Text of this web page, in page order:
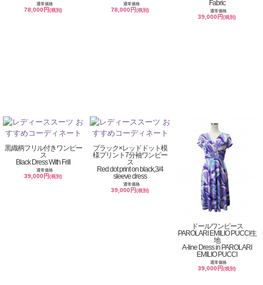
通常価格
78,000円(税別)
通常価格
78,000円(税別)
Fabric
通常価格
39,000円(税別)
黒織柄フリル付きワンピー
ス
Black Dress With Frill
通常価格
39,000円(税別)
ブラック×レッドドット模
様プリント7分袖ワンピー
ス
Red dot print on black,3/4
sleeve dress
通常価格
39,000円(税別)
ドールワンピース
PAROLARI EMILIO PUCCI生
地
A-line Dress in PAROLARI
EMILIO PUCCI
通常価格
39,000円(税別)